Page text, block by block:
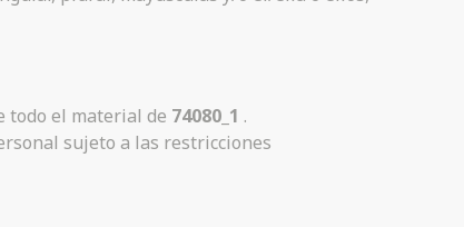
todo el material de 74080_1 .
sujeto a las restricciones